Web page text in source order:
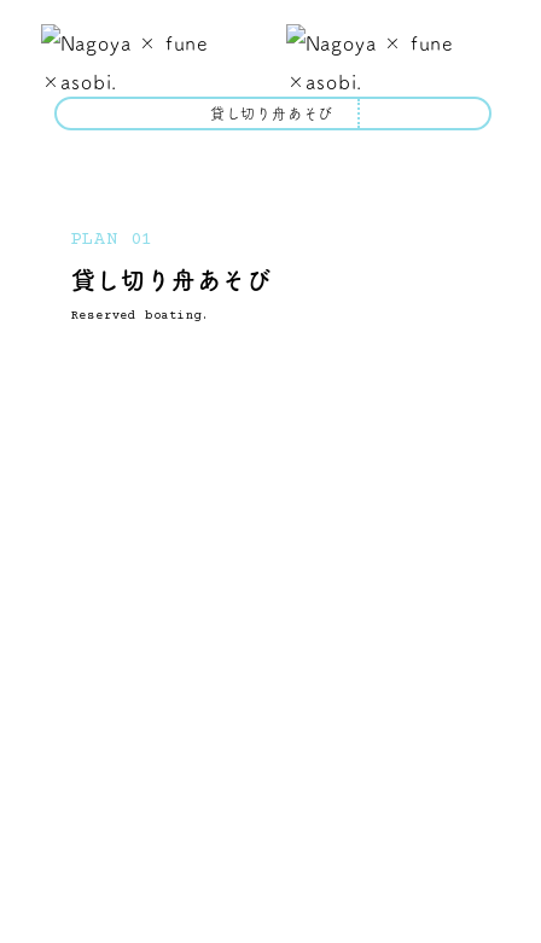
貸し切り舟あそび
PLAN 01
貸し切り舟あそび
Reserved boating.